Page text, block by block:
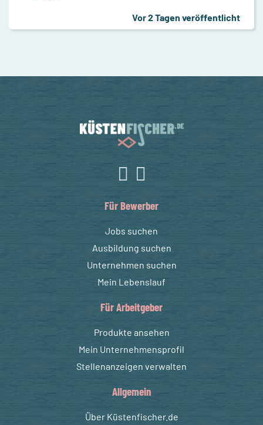
Vor 2 Tagen veröffentlicht
Für Bewerber
Jobs suchen
Ausbildung suchen
Unternehmen suchen
Mein Lebenslauf
Für Arbeitgeber
Produkte ansehen
Mein Unternehmensprofil
Stellenanzeigen verwalten
Allgemein
Über Küstenfischer.de